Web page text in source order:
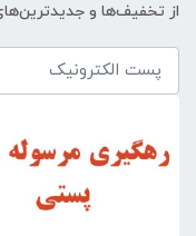
از تخفیف‌ها و